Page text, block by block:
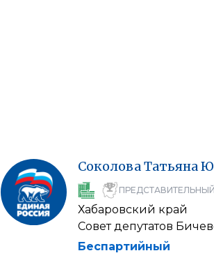
СоколоваТатьяна
Хабаровский край
Совет депутатов
Беспартийный